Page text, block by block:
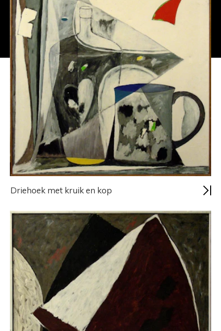
Driehoek met kruik en kop